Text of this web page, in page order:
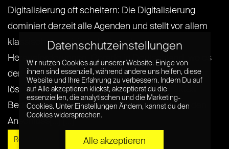
Digitalisierung oft scheitern: Die Digitalisierung
dominiert derzeit alle Agenden und stellt vor allem
klassisch organisierte Unternehmen vor
Herausforderungen. Gerade in Deutschland, wo es
den meisten Unternehmen grundsätzlich gut geht,
löst die Digitalisierung aber eher ein abstraktes
Bedrohungsgefühl aus. Spürbar ist die Sorge, den
Anschluss[...] [...]
Read More »
Datenschutzeinstellungen
Wir nutzen Cookies auf unserer Website. Einige von
ihnen sind essenziell, während andere uns helfen, diese
Website und Ihre Erfahrung zu verbessern. Indem Du auf
auf Alle akzeptieren klickst, akzeptierst du die
essenziellen, die analytischen und die Marketing-
Cookies. Unter Einstellungen Ändern, kannst du den
Cookies widersprechen.
Alle akzeptieren